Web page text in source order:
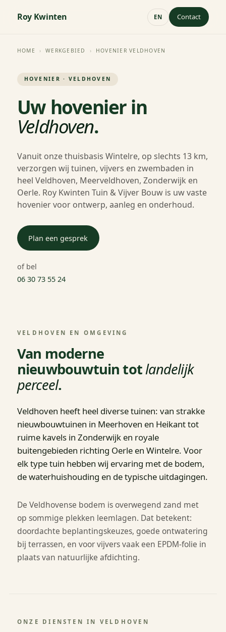
Roy Kwinten EN Contact
HOME › WERKGEBIED › HOVENIER VELDHOVEN
HOVENIER · VELDHOVEN
Uw hovenier in
Veldhoven.
Vanuit onze thuisbasis Wintelre, op slechts 13 km,
verzorgen wij tuinen, vijvers en zwembaden in
heel Veldhoven, Meerveldhoven, Zonderwijk en
Oerle. Roy Kwinten Tuin & Vijver Bouw is uw vaste
hovenier voor ontwerp, aanleg en onderhoud.
Plan een gesprek
of bel
06 30 73 55 24
VELDHOVEN EN OMGEVING
Van moderne
nieuwbouwtuin totlandelijk
perceel.
Veldhoven heeft heel diverse tuinen: van strakke
nieuwbouwtuinen in Meerhoven en Heikant tot
ruime kavels in Zonderwijk en royale
buitengebieden richting Oerle en Wintelre. Voor
elk type tuin hebben wij ervaring met de bodem,
de waterhuishouding en de typische uitdagingen.
De Veldhovense bodem is overwegend zand met
op sommige plekken leemlagen. Dat betekent:
doordachte beplantingskeuzes, goede ontwatering
bij terrassen, en voor vijvers vaak een EPDM-folie in
plaats van natuurlijke afdichting.
ONZE DIENSTEN IN VELDHOVEN